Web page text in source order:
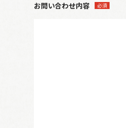
お問い合わせ内容 必須